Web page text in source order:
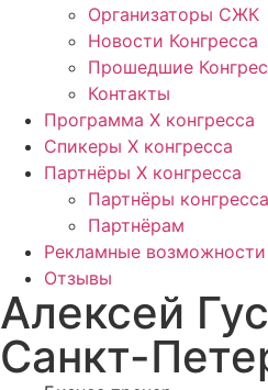
Организаторы СЖК
Новости Конгресса
Прошедшие
Контакты
Программа Х конгресса
Спикеры X конгресса
Партнёры X конгресса
Партнёры конгресса
Партнёрам
Рекламные возможности
Отзывы
Алексей
Санкт-